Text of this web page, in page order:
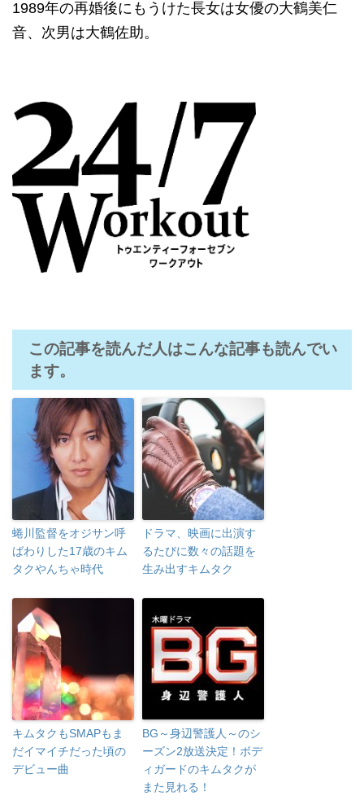
1989年の再婚後にもうけた長女は女優の大鶴美仁
音、次男は大鶴佐助。
この記事を読んだ人はこんな記事も読んでい
ます。
蜷川監督をオジサン呼
ばわりした17歳のキム
タクやんちゃ時代
ドラマ、映画に出演す
るたびに数々の話題を
生み出すキムタク
キムタクもSMAPもま
だイマイチだった頃の
デビュー曲
BG～身辺警護人～のシ
ーズン2放送決定！ボデ
ィガードのキムタクが
また見れる！